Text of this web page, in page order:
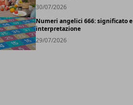
30/07/2026
Numeri angelici 666: significato e
interpretazione
29/07/2026